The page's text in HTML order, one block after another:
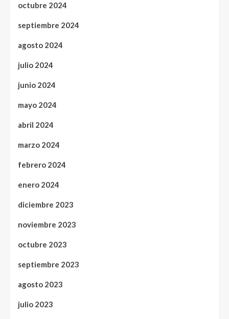
octubre 2024
septiembre 2024
agosto 2024
julio 2024
junio 2024
mayo 2024
abril 2024
marzo 2024
febrero 2024
enero 2024
diciembre 2023
noviembre 2023
octubre 2023
septiembre 2023
agosto 2023
julio 2023